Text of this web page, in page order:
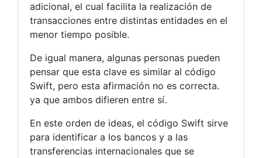
adicional, el cual facilita la realización de
transacciones entre distintas entidades en el
menor tiempo posible.
De igual manera, algunas personas pueden
pensar que esta clave es similar al código
Swift, pero esta afirmación no es correcta.
ya que ambos difieren entre sí.
En este orden de ideas, el código Swift sirve
para identificar a los bancos y a las
transferencias internacionales que se